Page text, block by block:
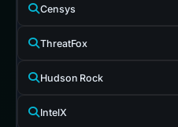
Censys
ThreatFox
Hudson Rock
IntelX